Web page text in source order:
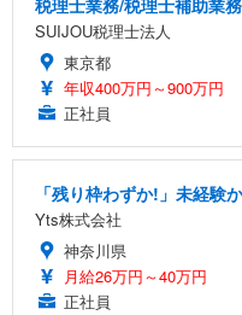
税理士業務/税理士補助業務
SUIJOU税理士法人
東京都
年収400万円～900万円
正社員
「残り枠わずか!」未経験
Yts株式会社
神奈川県
月給26万円～40万円
正社員